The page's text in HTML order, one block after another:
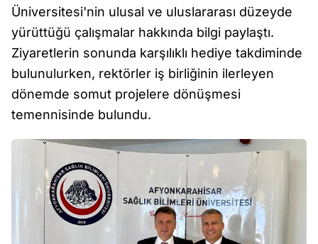
Üniversitesi'nin ulusal ve uluslararası düzeyde
yürüttüğü çalışmalar hakkında bilgi paylaştı.
Ziyaretlerin sonunda karşılıklı hediye takdiminde
bulunulurken, rektörler iş birliğinin ilerleyen
dönemde somut projelere dönüşmesi
temennisinde bulundu.